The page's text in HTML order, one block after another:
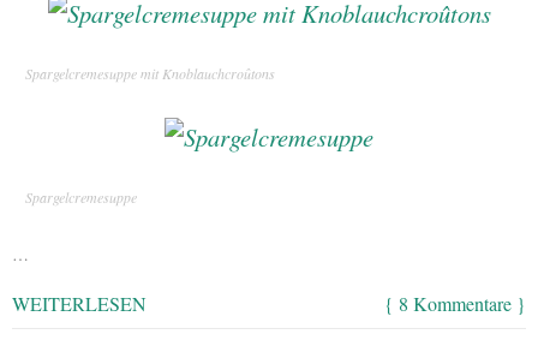
Spargelcremesuppe mit Knoblauchcroûtons
Spargelcremesuppe
…
WEITERLESEN { 8 Kommentare }